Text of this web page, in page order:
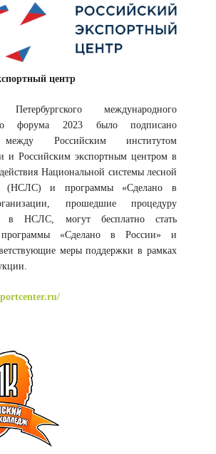
центр
международного
форума 2023 было подписано
между Российским институтом
и Российским экспортным центром в
Национальной системы лесной
(НСЛС) и программы «Сделано в
прошедшие процедуру
в НСЛС, могут бесплатно стать
программы «Сделано в России» и
меры поддержки в рамках